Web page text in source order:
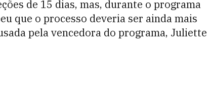
de 15 dias, mas, durante o programa
que o processo deveria ser ainda mais
pela vencedora do programa, Juliette